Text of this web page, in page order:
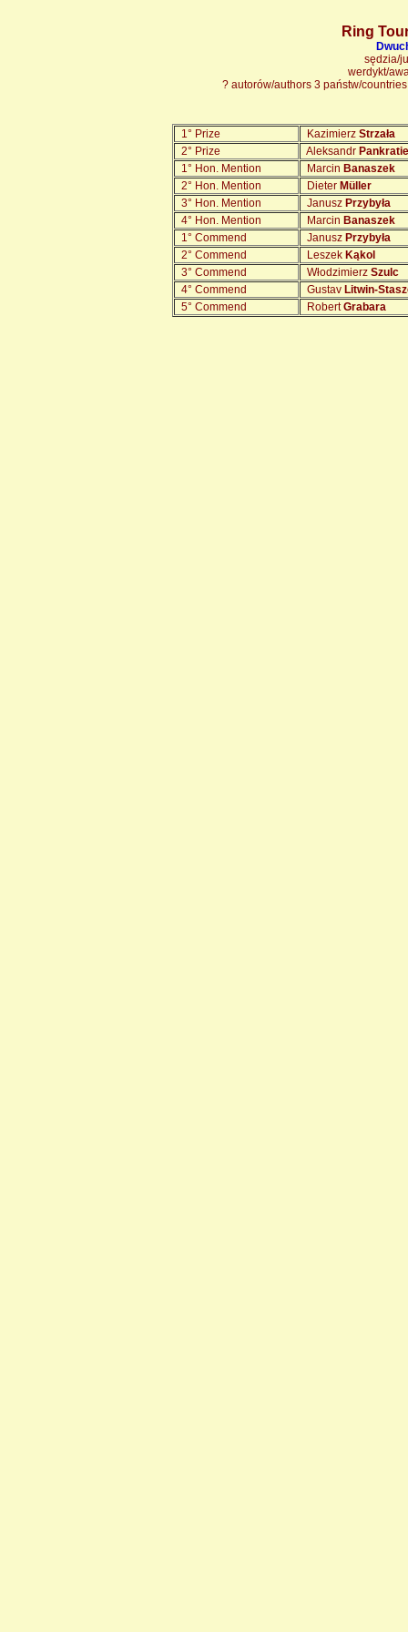
Ring
sędzia/
werdykt/
? autorów/authors 3 państw/
1° Prize Kazimierz Strzała
2° Prize
Aleksandr
1° Hon. Mention
Marcin Banaszek
2° Hon. Mention
Dieter Müller
3° Hon. Mention
Janusz Przybyła
4° Hon. Mention
Marcin Banaszek
1° Commend
Janusz Przybyła
2° Commend
Leszek Kąkol
3° Commend
Włodzimierz Szulc
4° Commend
Gustav Litwin-
5° Commend
RobertGrabara